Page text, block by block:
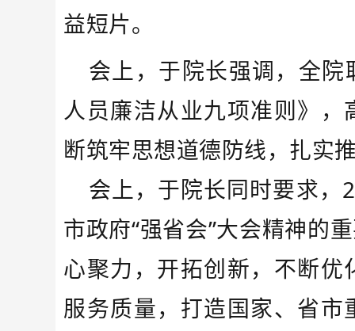
益短片。
会上，于院长强调，全
人员廉洁从业九项准则》
断筑牢思想道德防线，扎实
会上，于院长同时要求，
市政府“强省会”大会精神的
心聚力，开拓创新，不断
服务质量，打造国家、省